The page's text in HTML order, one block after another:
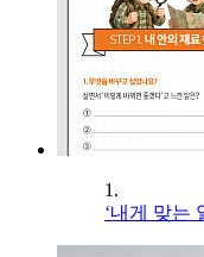
1.
‘내게 맞는